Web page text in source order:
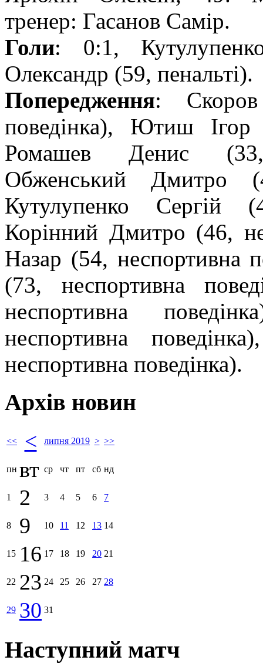
тренер: Гасанов Самір.
Голи: 0:1,
Олександр (59, пенальті).
Попередження:
поведінка), Ютиш Ігор
Ромашев Денис (33,
Обженський Дмитро
Кутулупенко Сергій
Корінний Дмитро (46,
Назар (54, неспортивна
(73, неспортивна
неспортивна
неспортивна
неспортивна поведінка).
Архів новин
<< < липня 2019 > >>
пн вт ср чт пт сб нд
1 2 3 4 5 6 7
8 9 10 11 12 13 14
15 16 17 18 19 20 21
22 23 24 25 26 27 28
29 30 31
Наступний матч